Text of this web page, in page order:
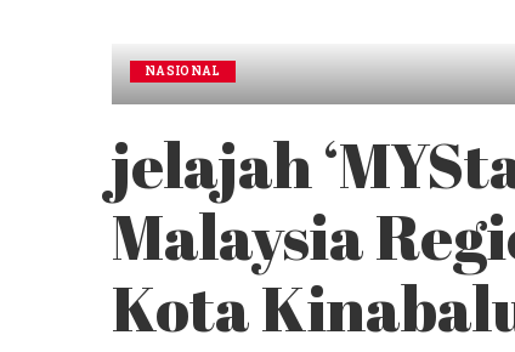
NASIONAL
jelajah
Malaysia
Kota